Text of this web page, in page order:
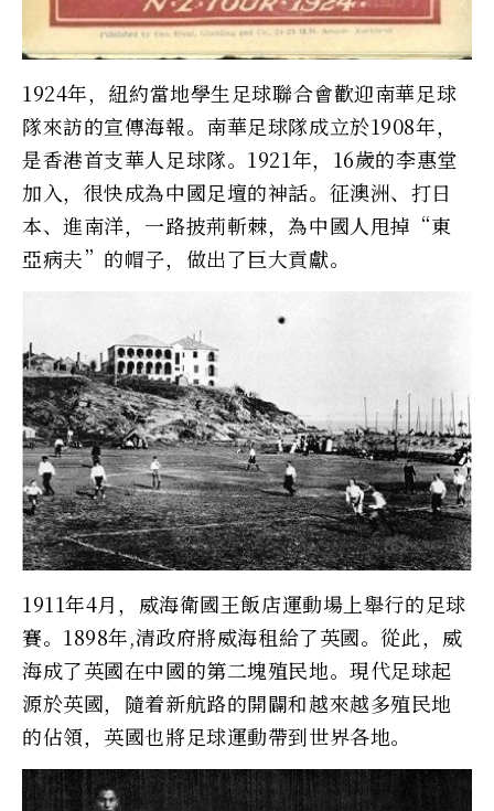
1924年，紐約當地學生足球聯合會歡迎南華足球
隊來訪的宣傳海報。南華足球隊成立於1908年，
是香港首支華人足球隊。1921年，16歲的李惠堂
加入，很快成為中國足壇的神話。征澳洲、打日
本、進南洋，一路披荊斬棘，為中國人甩掉“東
亞病夫”的帽子，做出了巨大貢獻。
1911年4月，威海衛國王飯店運動場上舉行的足球
賽。1898年,清政府將威海租給了英國。從此，威
海成了英國在中國的第二塊殖民地。現代足球起
源於英國，隨着新航路的開闢和越來越多殖民地
的佔領，英國也將足球運動帶到世界各地。